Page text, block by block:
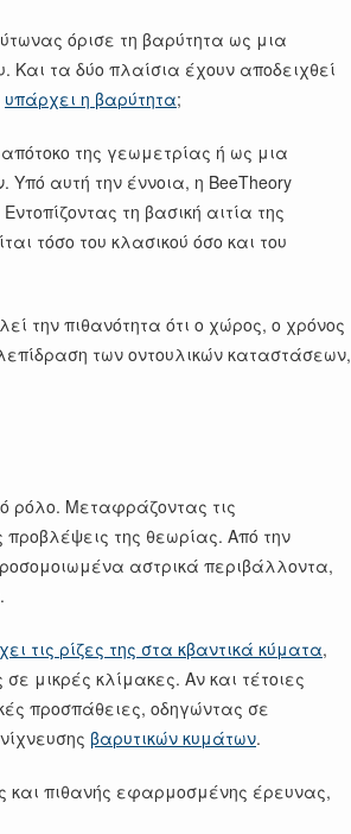
όρισε τη βαρύτητα ως μια
τα δύο πλαίσια έχουν αποδειχθεί
υπάρχει η βαρύτητα;
της γεωμετρίας ή ως μια
αυτή την έννοια, η BeeTheory
τη βασική αιτία της
τόσο του κλασικού όσο και του
την πιθανότητα ότι ο χώρος, ο χρόνος
των οντουλικών καταστάσεων,
ρόλο. Μεταφράζοντας τις
της θεωρίας. Από την
αστρικά περιβάλλοντα,
τις ρίζες της στα κβαντικά κύματα,
μικρές κλίμακες. Αν και τέτοιες
προσπάθειες, οδηγώντας σε
βαρυτικών κυμάτων.
και πιθανής εφαρμοσμένης έρευνας,